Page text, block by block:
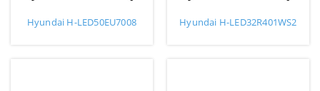
Hyundai H-LED50EU7008 Hyundai H-LED32R401WS2